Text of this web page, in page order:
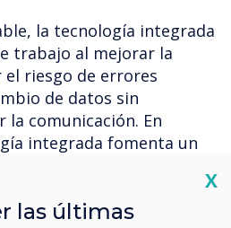
la tecnología integrada
trabajo al mejorar la
riesgo de errores
de datos sin
comunicación. En
integrada fomenta un
cohesionado, lo que
y el éxito.
X
las últimas